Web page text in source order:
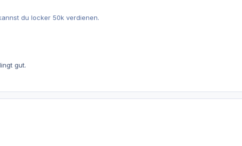
du locker 50k verdienen.
gut.